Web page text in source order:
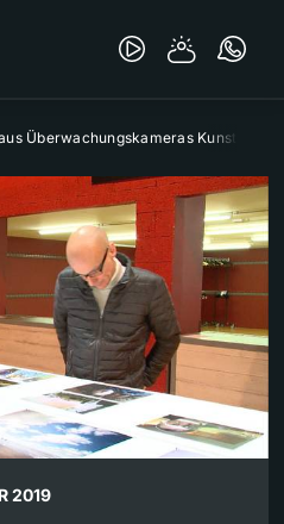
Überwachungskameras Kunst
2019